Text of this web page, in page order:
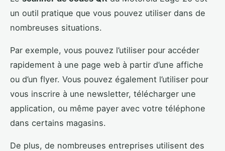
un outil pratique que vous pouvez utiliser dans de
nombreuses situations.
Par exemple, vous pouvez l’utiliser pour accéder
rapidement à une page web à partir d’une affiche
ou d’un flyer. Vous pouvez également l’utiliser pour
vous inscrire à une newsletter, télécharger une
application, ou même payer avec votre téléphone
dans certains magasins.
De plus, de nombreuses entreprises utilisent des